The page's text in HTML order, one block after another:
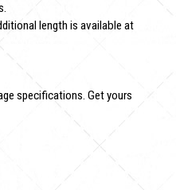
length is available at
specifications. Get yours